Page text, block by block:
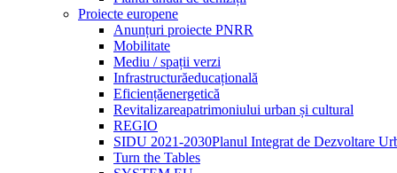
Proiecte europene
Anunțuri proiecte PNRR
Mobilitate
Mediu / spații verzi
Infrastructurăeducațională
Eficiențăenergetică
Revitalizareapatrimoniului urban și cultural
REGIO
SIDU 2021-2030Planul Integrat de Dezvoltare
Turn the Tables